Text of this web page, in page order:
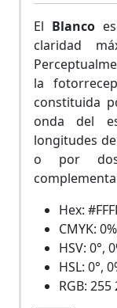
El Blanco
claridad
la
constituida
onda del
longitudes
o por
Hex:
CMYK:
HSV: 0°,
HSL: 0°,
RGB: 255